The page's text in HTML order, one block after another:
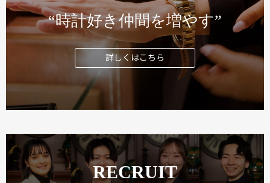
“時計好き仲間を増やす”
詳しくはこちら
RECRUIT